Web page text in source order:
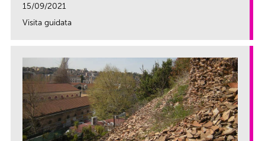
15/09/2021
Visita guidata